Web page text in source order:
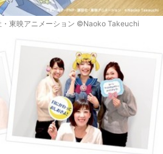
東映アニメーション ©Naoko Takeuchi